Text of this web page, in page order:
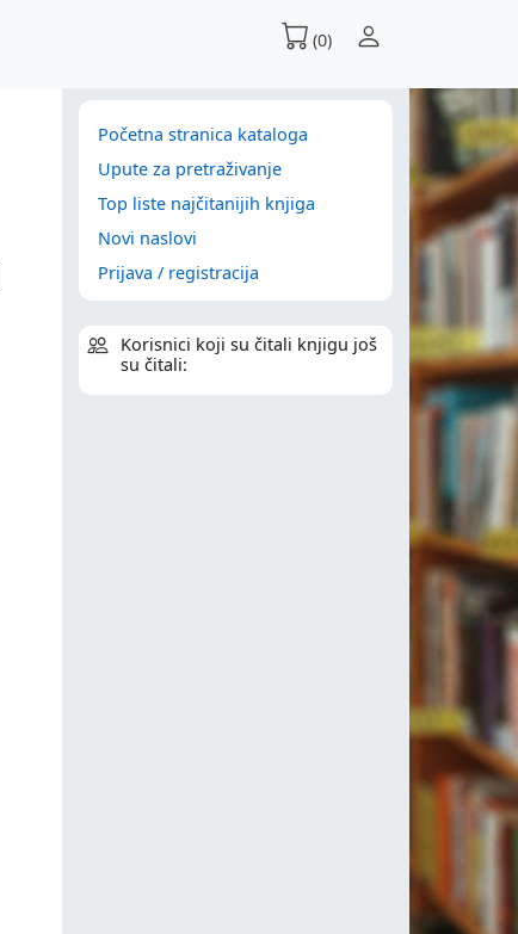
(0)
Početna stranica kataloga
Upute za pretraživanje
Top liste najčitanijih knjiga
Novi naslovi
Prijava / registracija
Korisnici koji su čitali knjigu još
su čitali: